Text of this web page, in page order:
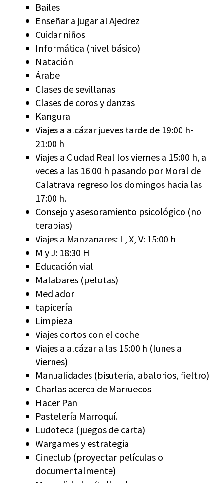
Bailes
Enseñar a jugar al Ajedrez
Cuidar niños
Informática (nivel básico)
Natación
Árabe
Clases de sevillanas
Clases de coros y danzas
Kangura
Viajes a alcázar jueves tarde de 19:00 h-
21:00 h
Viajes a Ciudad Real los viernes a 15:00 h, a
veces a las 16:00 h pasando por Moral de
Calatrava regreso los domingos hacia las
17:00 h.
Consejo y asesoramiento psicológico (no
terapias)
Viajes a Manzanares: L, X, V: 15:00 h
M y J: 18:30 H
Educación vial
Malabares (pelotas)
Mediador
tapicería
Limpieza
Viajes cortos con el coche
Viajes a alcázar a las 15:00 h (lunes a
Viernes)
Manualidades (bisutería, abalorios, fieltro)
Charlas acerca de Marruecos
Hacer Pan
Pastelería Marroquí.
Ludoteca (juegos de carta)
Wargames y estrategia
Cineclub (proyectar películas o
documentalmente)